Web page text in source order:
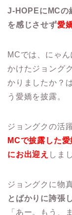
J-HOPEにMCの
を感じさせず愛
MCでは、にゃ
かけたジョング
かりましたか？
う愛嬌を披露。
ジョングクの活
MCで披露した
にお出迎え しま
ジョングクに物
とばかりに誇張
「あー。もう、